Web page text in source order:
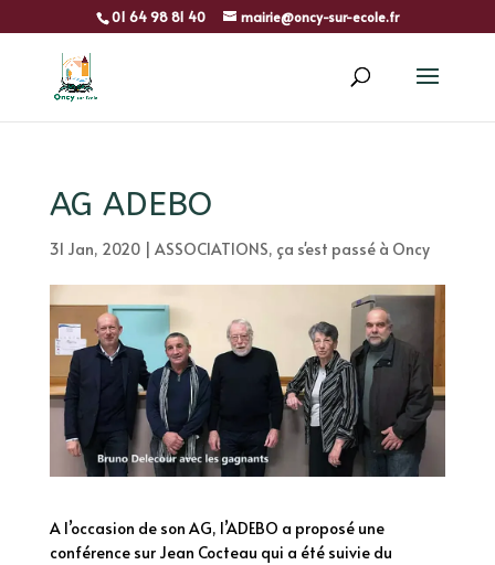
01 64 98 81 40 mairie@oncy-sur-ecole.fr
AG ADEBO
31 Jan, 2020| ASSOCIATIONS, ça s'est passé à Oncy
A l’occasion de son AG, l’ADEBO a proposé une
conférence sur Jean Cocteau qui a été suivie du